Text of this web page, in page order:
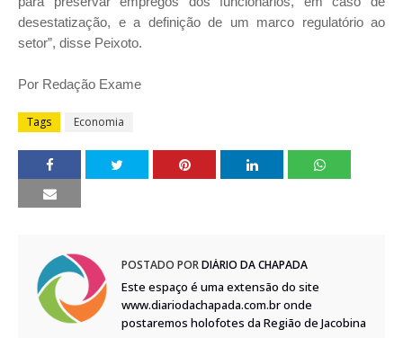
desestatização, e a definição de um marco regulatório ao
setor”, disse Peixoto.
Por Redação Exame
Tags Economia
POSTADO PORDIÁRIO DA CHAPADA
Este espaço é uma extensão do site
www.diariodachapada.com.br onde
postaremos holofotes da Região de Jacobina